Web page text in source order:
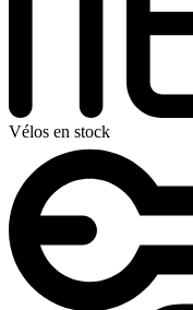
Vélos en stock